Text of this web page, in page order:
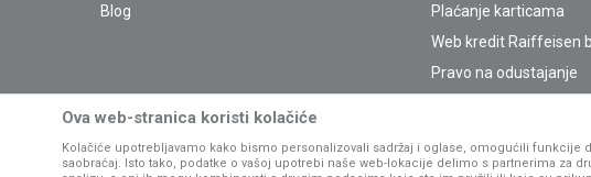
Blog
Plaćanje karticama
Web kredit Raiffeisen
Pravo na odustajanje
Zamena artikala
Ova web-stranica koristi kolačiće
Kolačiće upotrebljavamo kako bismo personalizovali sadržaj i oglase, omogućili funkcije
saobraćaj. Isto tako, podatke o vašoj upotrebi naše web-lokacije delimo s partnerima za